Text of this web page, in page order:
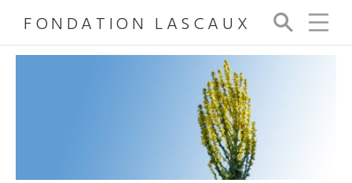
FONDATION LASCAUX
Su
ch
e